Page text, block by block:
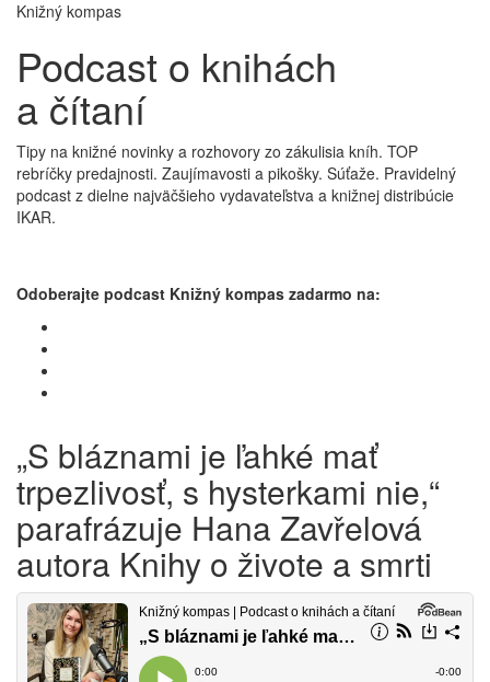
Knižný kompas
Podcast o knihách
a čítaní
Tipy na knižné novinky a rozhovory zo zákulisia kníh. TOP
rebríčky predajnosti. Zaujímavosti a pikošky. Súťaže. Pravidelný
podcast z dielne najväčšieho vydavateľstva a knižnej distribúcie
IKAR.
Odoberajte podcast Knižný kompas zadarmo na:
„S bláznami je ľahké mať
trpezlivosť, s hysterkami nie,“
parafrázuje Hana Zavřelová
autora Knihy o živote a smrti